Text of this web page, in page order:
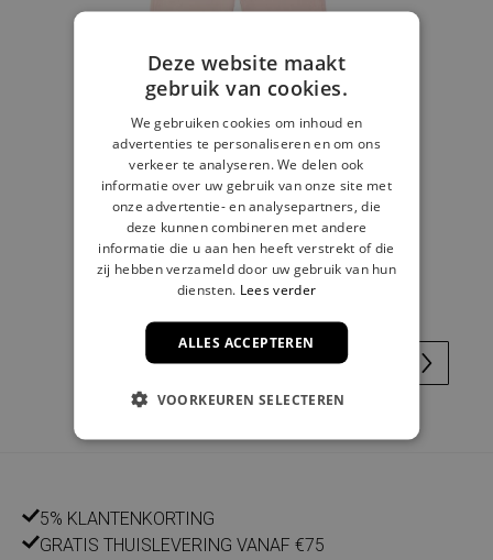
Broek straight roze
€ 14,00
5% KLANTENKORTING
GRATIS THUISLEVERING VANAF €75
Deze website maakt
gebruik van cookies.
We gebruiken cookies om inhoud en
advertenties te personaliseren en om ons
verkeer te analyseren. We delen ook
informatie over uw gebruik van onze site met
onze advertentie- en analysepartners, die
deze kunnen combineren met andere
informatie die u aan hen heeft verstrekt of die
zij hebben verzameld door uw gebruik van hun
diensten. Lees verder
ALLES ACCEPTEREN
VOORKEUREN SELECTEREN